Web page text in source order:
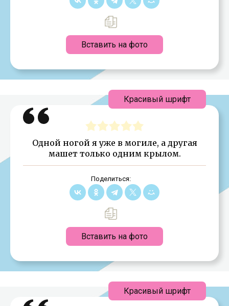
Вставить на фото
Одной ногой я уже в могиле, а другая
машет только одним крылом.
Поделиться:
Вставить на фото
Красивый шрифт
Красивый шрифт